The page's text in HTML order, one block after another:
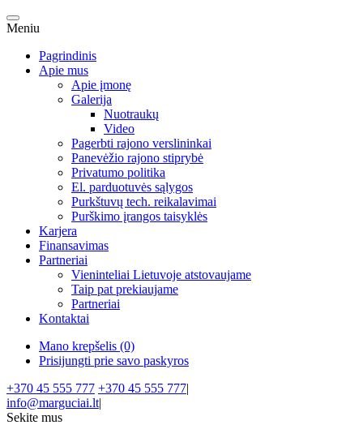
Meniu
Pagrindinis
Apie mus
Apie įmonę
Galerija
Nuotraukų
Video
Pagerbti rajono verslininkai
Panevėžio rajono stiprybė
Privatumo politika
El. parduotuvės sąlygos
Purkštuvų tech. reikalavimai
Purškimo įrangos taisyklės
Karjera
Finansavimas
Partneriai
Vieninteliai Lietuvoje atstovaujame
Taip pat prekiaujame
Partneriai
Kontaktai
Mano krepšelis (0)
Prisijungti prie savo paskyros
+370 45 555 777 +370 45 555 777|
info@marguciai.lt|
Sekite mus